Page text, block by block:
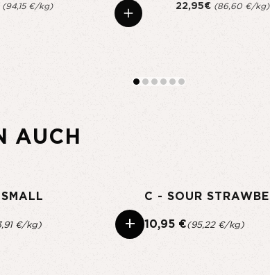
(94,15 €/kg) 22,95€ (86,60 €/kg)
AUCH
€/kg) + 10,95 €(95,22 €/kg)